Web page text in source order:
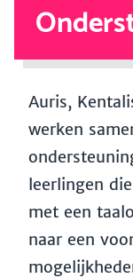
Auris,
werken
leerlingen
met een
naar een